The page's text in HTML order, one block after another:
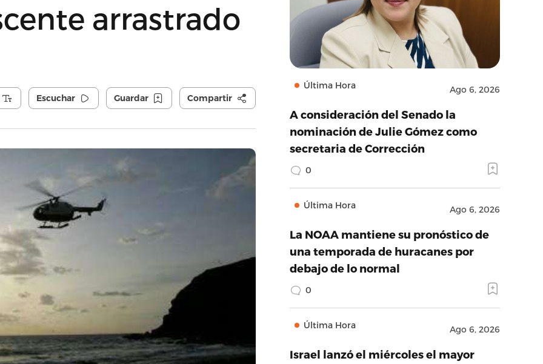
arrastrado
Escuchar Guardar Compartir
Última Hora Ago 6, 2026
A consideración del Senado la
nominación de Julie Gómez como
secretaria de Corrección
0
Última Hora Ago 6, 2026
La NOAA mantiene su pronóstico de
una temporada de huracanes por
debajo de lo normal
0
Última Hora Ago 6, 2026
Israel lanzó el miércoles el mayor